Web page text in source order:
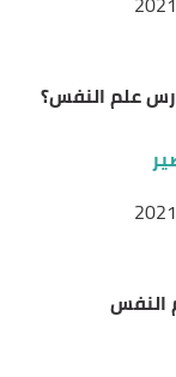
علم النفس؟
النفس